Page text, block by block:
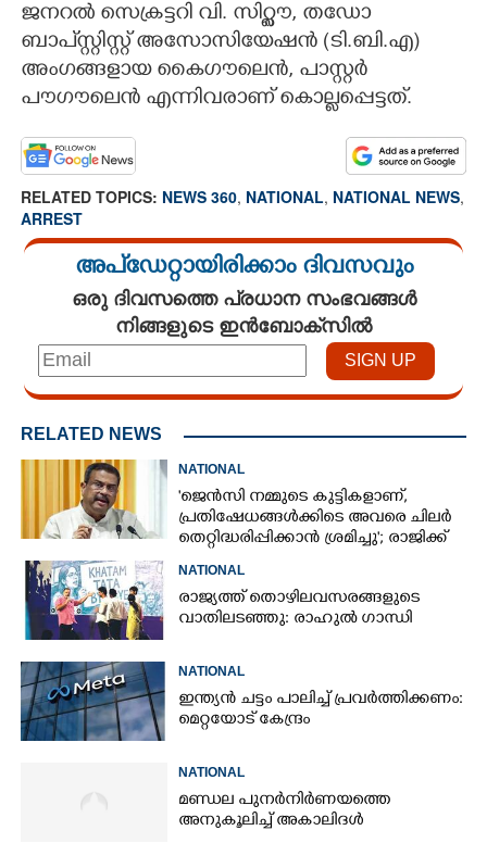
ജനറൽ സെക്രട്ടറി വി. സിറ്റ്ലൗ,​ തഡോ
ബാപ്സ്റ്റിസ്റ്റ് അസോസിയേഷൻ (ടി.ബി.എ)
അംഗങ്ങളായ കൈഗൗലെൻ, പാസ്റ്റർ
പൗഗൗലെൻ എന്നിവരാണ് കൊല്ലപ്പെട്ടത്.
RELATED TOPICS: NEWS 360, NATIONAL, NATIONAL NEWS,
ARREST
അപ്ഡേറ്റായിരിക്കാം ദിവസവും
ഒരു ദിവസത്തെ പ്രധാന സംഭവങ്ങൾ
നിങ്ങളുടെ ഇൻബോക്സിൽ
RELATED NEWS
NATIONAL
'ജെൻസി നമ്മുടെ കുട്ടികളാണ്,
പ്രതിഷേധങ്ങൾക്കിടെ അവരെ ചിലർ
തെറ്റിദ്ധരിപ്പിക്കാൻ ശ്രമിച്ചു'; രാജിക്ക്
ശേഷം ആദ്യമായി പ്രതികരിച്ച്
ധർമ്മേന്ദ്ര പ്രധാൻ
NATIONAL
രാജ്യത്ത് തൊഴിലവസരങ്ങളുടെ
വാതിലടഞ്ഞു: രാഹുൽ ഗാന്ധി
NATIONAL
ഇന്ത്യൻ ചട്ടം പാലിച്ച് പ്രവർത്തിക്കണം:
മെറ്റയോട് കേന്ദ്രം
NATIONAL
മണ്ഡല പുനർനിർണയത്തെ
അനുകൂലിച്ച് അകാലിദൾ